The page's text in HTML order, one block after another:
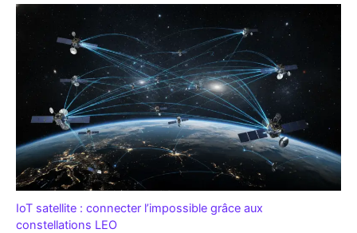
IoT satellite : connecter l’impossible grâce aux
constellations LEO